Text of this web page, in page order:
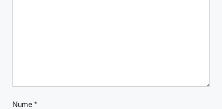
Nume *